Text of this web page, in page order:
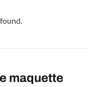
maquette